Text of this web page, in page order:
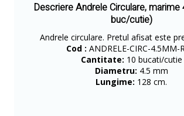
Descriere Andrele Circulare,
buc/cutie)
Andrele circulare. Pretul afisat este
Cod : ANDRELE-CIRC-4.5MM-
Cantitate: 10 bucati/cutie
Diametru: 4.5 mm
Lungime: 128 cm.